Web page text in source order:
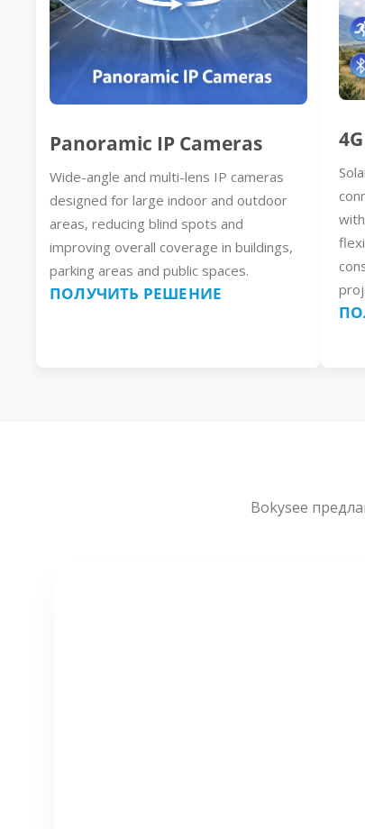
Panoramic IP Cameras
Wide-angle and multi-lens IP cameras
designed for large indoor and outdoor
areas, reducing blind spots and
improving overall coverage in buildings,
parking areas and public spaces.
ПОЛУЧИТЬ РЕШЕНИЕ
Bokysee